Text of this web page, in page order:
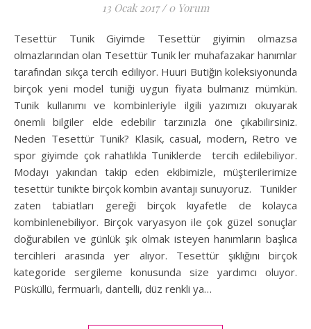
13 Ocak 2017 / 0 Yorum
Tesettür Tunik Giyimde Tesettür giyimin olmazsa
olmazlarından olan Tesettür Tunik ler muhafazakar hanımlar
tarafından sıkça tercih ediliyor. Huuri Butiğin koleksiyonunda
birçok yeni model tuniği uygun fiyata bulmanız mümkün.
Tunik kullanımı ve kombinleriyle ilgili yazımızı okuyarak
önemli bilgiler elde edebilir tarzınızla öne çıkabilirsiniz.
Neden Tesettür Tunik? Klasik, casual, modern, Retro ve
spor giyimde çok rahatlıkla Tuniklerde tercih edilebiliyor.
Modayı yakından takip eden ekibimizle, müşterilerimize
tesettür tunikte birçok kombin avantajı sunuyoruz. Tunikler
zaten tabiatları gereği birçok kıyafetle de kolayca
kombinlenebiliyor. Birçok varyasyon ile çok güzel sonuçlar
doğurabilen ve günlük şık olmak isteyen hanımların başlıca
tercihleri arasında yer alıyor. Tesettür şıklığını birçok
kategoride sergileme konusunda size yardımcı oluyor.
Püsküllü, fermuarlı, dantelli, düz renkli ya…